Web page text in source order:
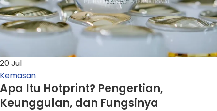
20Jul
Kemasan
Apa Itu Hotprint? Pengertian,
Keunggulan, dan Fungsinya